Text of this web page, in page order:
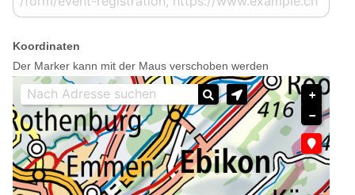
Koordinaten
Der Marker kann mit der Maus verschoben werden
+
−